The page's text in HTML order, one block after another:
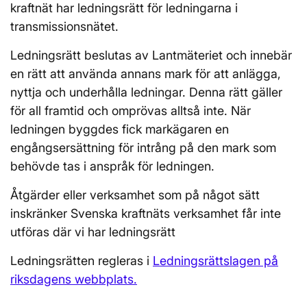
kraftnät har ledningsrätt för ledningarna i
transmissionsnätet.
Ledningsrätt beslutas av Lantmäteriet och innebär
en rätt att använda annans mark för att anlägga,
nyttja och underhålla ledningar. Denna rätt gäller
för all framtid och omprövas alltså inte. När
ledningen byggdes fick markägaren en
engångsersättning för intrång på den mark som
behövde tas i anspråk för ledningen.
Åtgärder eller verksamhet som på något sätt
inskränker Svenska kraftnäts verksamhet får inte
utföras där vi har ledningsrätt
Ledningsrätten regleras i Ledningsrättslagen på
riksdagens webbplats.